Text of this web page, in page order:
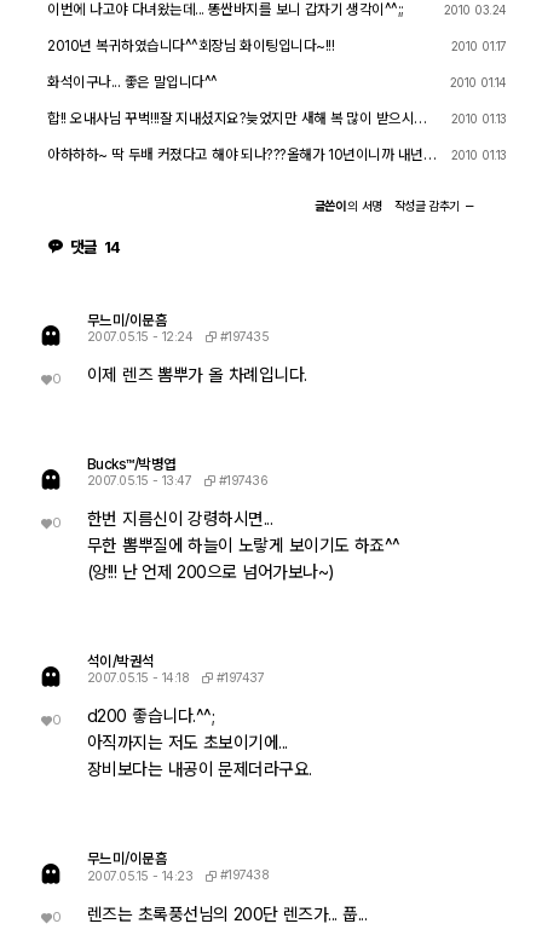
이번에 나고야 다녀왔는데... 똥싼바지를 보니 갑자기 생각이^^;; 2010 03.24
2010년 복귀하였습니다^^회장님 화이팅입니다~!!! 2010 01.17
화석이구나... 좋은 말입니다^^ 2010 01.14
합!! 오내사님 꾸벅!!!잘 지내셨지요?늦었지만 새해 복 많이 받으시고
때 인사드리겠습니다~^^
2010 01.13
아하하하~ 딱 두배 커졌다고 해야 되나???올해가 10년이니까 내년엔
2010 01.13
글쓴이의 서명 작성글감추기
댓글 14
0
무느미/이문흠
2007.05.15 - 12:24 #197435
이제 렌즈 뽐뿌가 올 차례입니다.
0
Bucks™/박병엽
2007.05.15 - 13:47 #197436
한번 지름신이 강령하시면...
무한 뽐뿌질에 하늘이 노랗게 보이기도 하죠^^
(앙!!! 난 언제 200으로 넘어가보나~)
0
석이/박권석
2007.05.15 - 14:18 #197437
d200 좋습니다.^^;
아직까지는 저도 초보이기에...
장비보다는 내공이 문제더라구요.
0
무느미/이문흠
2007.05.15 - 14:23 #197438
렌즈는 초록풍선님의 200단 렌즈가... 풉...